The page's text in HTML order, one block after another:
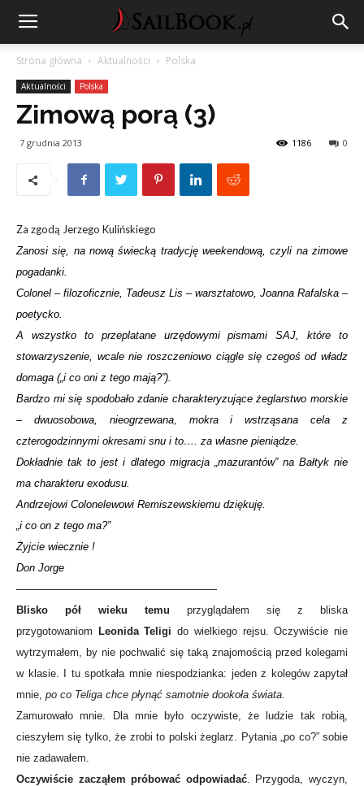
Strona główna Aktualności Polska
Aktualności Polska
Zimową porą (3)
7 grudnia 2013 0
1186
Za zgodą Jerzego Kulińskiego
Zanosi się, na nową świecką tradycję weekendową, czyli na zimowe
pogadanki.
Colonel – filozoficznie, Tadeusz Lis – warsztatowo, Joanna Rafalska –
poetycko.
A wszystko to przeplatane urzędowymi pismami SAJ, które to
stowarzyszenie, wcale nie roszczeniowo ciągle się czegoś od władz
domaga („i co oni z tego mają?”).
Bardzo mi się spodobało zdanie charakteryzujące żeglarstwo morskie
– dwuosobowa, nieogrzewana, mokra i wstrząsana cela z
czterogodzinnymi okresami snu i to…. za własne pieniądze.
Dokładnie tak to jest i dlatego migracja „mazurantów” na Bałtyk nie
ma charakteru exodusu.
Andrzejowi Colonelewowi Remiszewskiemu dziękuję.
„i co on z tego ma?”
Żyjcie wiecznie !
Don Jorge
———————————————————
Blisko pół wieku temu przyglądałem się z bliska
przygotowaniom
Leonida Teligi do wielkiego rejsu. Oczywiście nie
wytrzymałem, by nie pochwalić się taką znajomością przed kolegami
w klasie. I tu spotkała mnie niespodzianka: jeden z kolegów zapytał
mnie, po co Teliga chce płynąć samotnie dookoła świata.
Zamurowało mnie. Dla mnie było oczywiste, że ludzie tak robią,
cieszyłem się tylko, że zrobi to polski żeglarz. Pytania „po co?” sobie
nie zadawałem.
Oczywiście zacząłem próbować odpowiadać. Przygoda, wyczyn,